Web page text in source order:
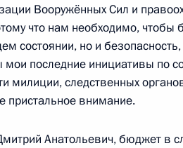
положения законодательных
года, 17:20
о федеральном бюджете
года, 17:10
Вооружённых Сил и
что нам необходимо, чтобы
состоянии, но и
мои последние инициативы по
милиции, следственных
пристальное внимание.
Анатольевич, бюджет в